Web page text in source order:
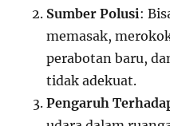
Sumber Polusi:
memasak,
perabotan baru,
tidak adekuat.
Pengaruh